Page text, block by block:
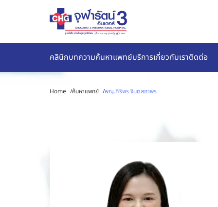
คลินิกบทความค้นหาแพทย์บริการเกี่ยวกับเราติดต่อ
Home /ค้นหาแพทย์ /พญ.ศิริพร จินตสถาพร